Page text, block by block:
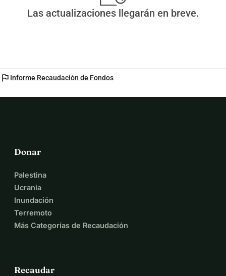
Las actualizaciones llegarán en breve.
flag Informe Recaudación de Fondos
Donar
Palestina
Ucrania
Inundación
Terremoto
Más Categorías de Recaudación
Recaudar